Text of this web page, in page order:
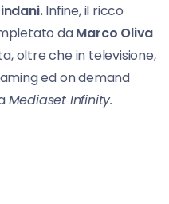
Infine, il ricco
daMarco Oliva
oltre che in televisione,
ed on demand
Mediaset Infinity.